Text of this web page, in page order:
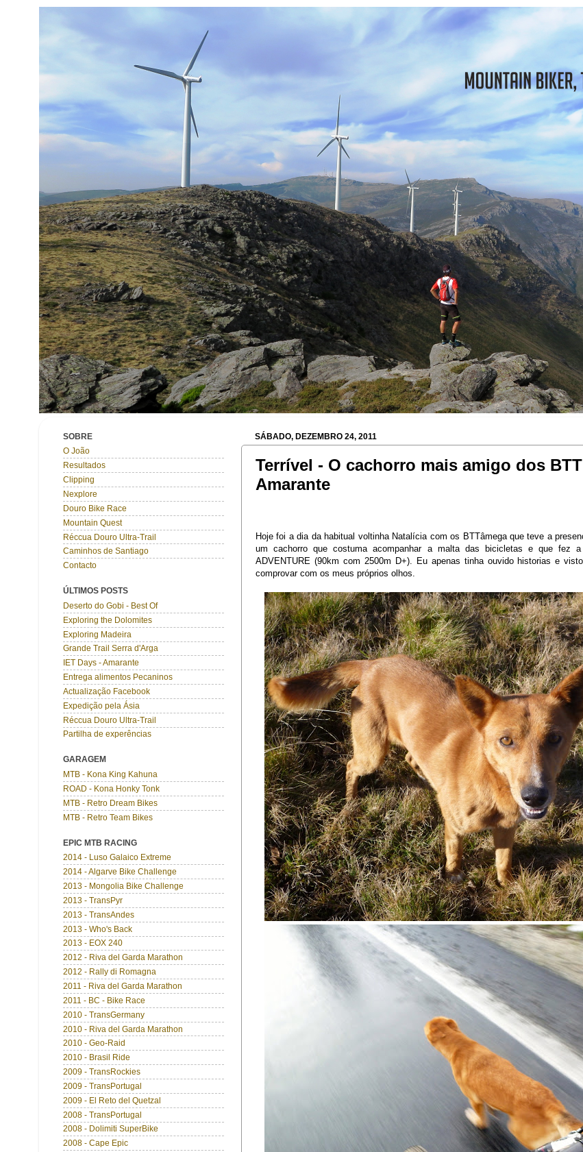
SÁBADO, DEZEMBRO 24, 2011
Terrível - O cachorro mais amigo dos
Amarante
Hoje foi a dia da habitual voltinha Natalícia com os BTTâmega que teve a
um cachorro que costuma acompanhar a malta das bicicletas e que fez
ADVENTURE (90km com 2500m D+). Eu apenas tinha ouvido historias e
comprovar com os meus próprios olhos.
SOBRE
O João
Resultados
Clipping
Nexplore
Douro Bike Race
Mountain Quest
Réccua Douro Ultra-Trail
Caminhos de Santiago
Contacto
ÚLTIMOS POSTS
Deserto do Gobi - Best Of
Exploring the Dolomites
Exploring Madeira
Grande Trail Serra d'Arga
IET Days - Amarante
Entrega alimentos Pecaninos
Actualização Facebook
Expedição pela Ásia
Réccua Douro Ultra-Trail
Partilha de experências
GARAGEM
MTB - Kona King Kahuna
ROAD - Kona Honky Tonk
MTB - Retro Dream Bikes
MTB - Retro Team Bikes
EPIC MTB RACING
2014 - Luso Galaico Extreme
2014 - Algarve Bike Challenge
2013 - Mongolia Bike Challenge
2013 - TransPyr
2013 - TransAndes
2013 - Who's Back
2013 - EOX 240
2012 - Riva del Garda Marathon
2012 - Rally di Romagna
2011 - Riva del Garda Marathon
2011 - BC - Bike Race
2010 - TransGermany
2010 - Riva del Garda Marathon
2010 - Geo-Raid
2010 - Brasil Ride
2009 - TransRockies
2009 - TransPortugal
2009 - El Reto del Quetzal
2008 - TransPortugal
2008 - Dolimiti SuperBike
2008 - Cape Epic